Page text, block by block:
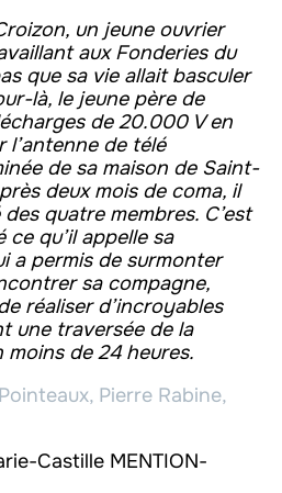
un jeune ouvrier
aux Fonderies du
que sa vie allait basculer
là, le jeune père de
de 20.000 V en
de télé
de sa maison de Saint-
deux mois de coma, il
quatre membres. C’est
ce qu’il appelle sa
a permis de surmonter
sa compagne,
réaliser d’incroyables
une traversée de la
moins de 24 heures.
Pierre Rabine,
Castille MENTION-